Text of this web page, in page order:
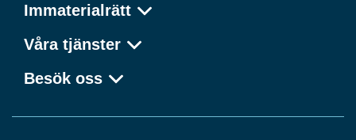
Immaterialrätt
Våra tjänster
Besök oss